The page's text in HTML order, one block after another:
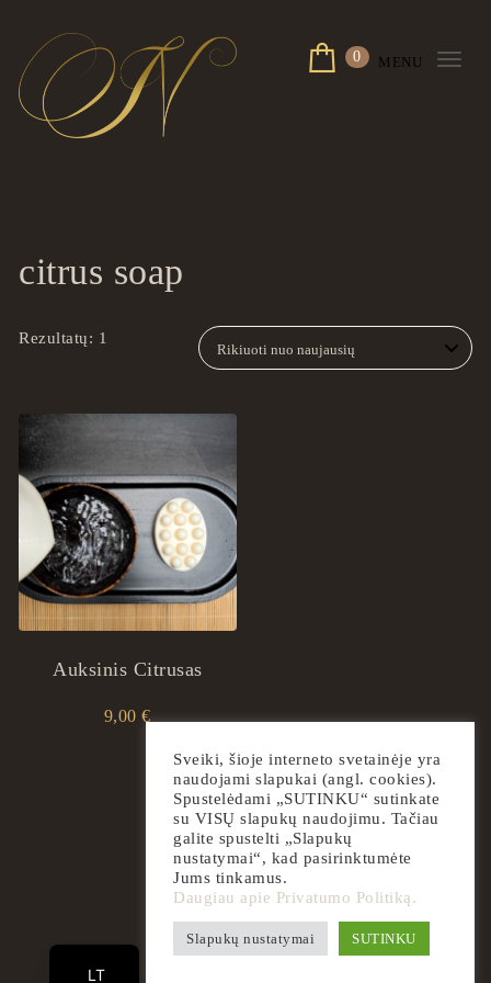
Skip to content
0 MENU
citrus soap
Rezultatų: 1
Auksinis Citrusas
9,00€
2026 ingrilspa.com
Sveiki, šioje interneto svetainėje yra
naudojami slapukai (angl. cookies).
Spustelėdami „SUTINKU“ sutinkate
su VISŲ slapukų naudojimu. Tačiau
galite spustelti „Slapukų
nustatymai“, kad pasirinktumėte
Jums tinkamus.
Daugiau apie Privatumo Politiką.
Slapukų nustatymai SUTINKU
LT